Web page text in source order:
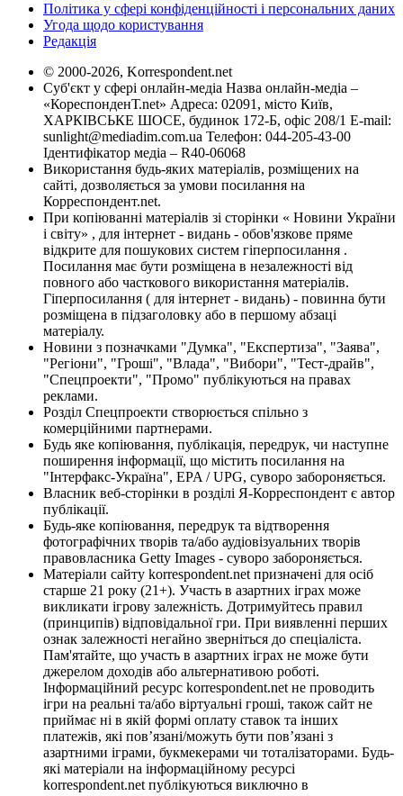
Політика у сфері конфіденційності і персональних даних
Угода щодо користування
Редакція
© 2000-2026, Korrespondent.net
Суб'єкт у сфері онлайн-медіа Назва онлайн-медіа –
«КореспонденТ.net» Адреса: 02091, місто Київ,
ХАРКІВСЬКЕ ШОСЕ, будинок 172-Б, офіс 208/1 E-mail:
sunlight@mediadim.com.ua Телефон: 044-205-43-00
Ідентифікатор медіа – R40-06068
Використання будь-яких матеріалів, розміщених на
сайті, дозволяється за умови посилання на
Корреспондент.net.
При копіюванні матеріалів зі сторінки « Новини України
і світу» , для інтернет - видань - обов'язкове пряме
відкрите для пошукових систем гіперпосилання .
Посилання має бути розміщена в незалежності від
повного або часткового використання матеріалів.
Гіперпосилання ( для інтернет - видань) - повинна бути
розміщена в підзаголовку або в першому абзаці
матеріалу.
Новини з позначками "Думка", "Експертиза", "Заява",
"Регіони", "Гроші", "Влада", "Вибори", "Тест-драйв",
"Спецпроекти", "Промо" публікуються на правах
реклами.
Розділ Спецпроекти створюється спільно з
комерційними партнерами.
Будь яке копіювання, публікація, передрук, чи наступне
поширення інформації, що містить посилання на
"Інтерфакс-Україна", EPA / UPG, суворо забороняється.
Власник веб-сторінки в розділі Я-Корреспондент є автор
публікації.
Будь-яке копіювання, передрук та відтворення
фотографічних творів та/або аудіовізуальних творів
правовласника Getty Images - суворо забороняється.
Матеріали сайту korrespondent.net призначені для осіб
старше 21 року (21+). Участь в азартних іграх може
викликати ігрову залежність. Дотримуйтесь правил
(принципів) відповідальної гри. При виявленні перших
ознак залежності негайно зверніться до спеціаліста.
Пам'ятайте, що участь в азартних іграх не може бути
джерелом доходів або альтернативою роботі.
Інформаційний ресурс korrespondent.net не проводить
ігри на реальні та/або віртуальні гроші, також сайт не
приймає ні в якій формі оплату ставок та інших
платежів, які пов’язані/можуть бути пов’язані з
азартними іграми, букмекерами чи тоталізаторами. Будь-
які матеріали на інформаційному ресурсі
korrespondent.net публікуються виключно в